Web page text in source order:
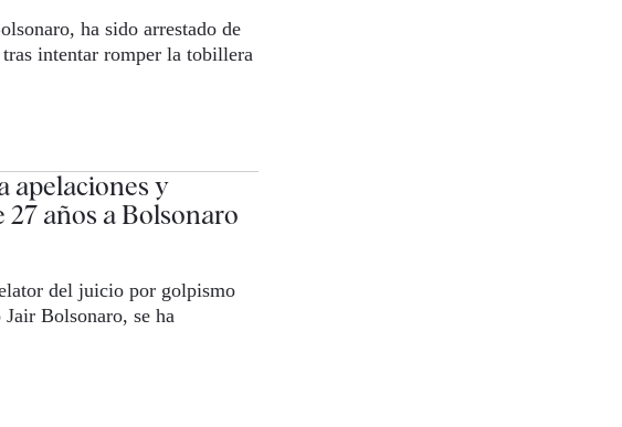
ha sido arrestado de
intentar romper la tobillera
apelaciones y
años a Bolsonaro
del juicio por golpismo
Bolsonaro, se ha